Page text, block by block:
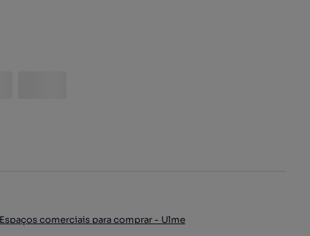
comerciais para comprar - Ulme